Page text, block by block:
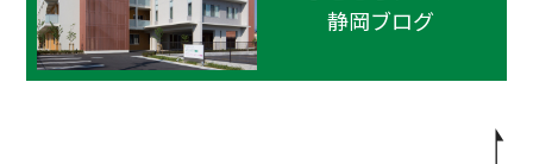
静岡ブログ